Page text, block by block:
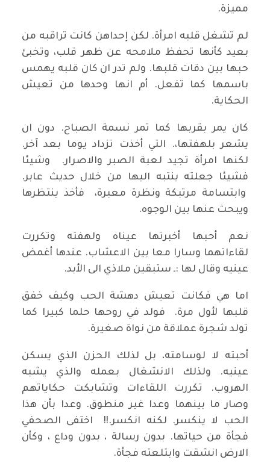
مميزة.
لم تشغل قلبه امرأة. لكن إحداهن كانت تراقبه من
بعيد كأنها تحفظ ملامحه عن ظهر قلب، وتخبئ
حبها بين دقات قلبها. ولم تدر ان كان قلبه يهمس
باسمها كما تفعل. أم انها وحدها من تعيش
الحكاية.
كان يمر بقربها كما تمر نسمة الصباح. دون ان
يشعر بلهفتها،. التي أخذت تزداد يوما بعد آخر.
لكنها امرأة تجيد لعبة الصبر والاصرار. وشيئا
فشيئا جعلته ينتبه اليها من خلال حديث عابر.
وابتسامة مرتبكة ونظرة معبرة، فأخذ ينتظرها
ويبحث عنها بين الوجوه.
نعم أحبها أخبرتها عيناه ولهفته وتكررت
لقاءاتهما وسارا معا بين الاعشاب. عندها أغمض
عينيه وقال لها :ـ ستبقين ملاذي الى الأبد.
اما هي فكانت تعيش دهشة الحب وكيف خفق
قلبها لأول مرة. فولد في روحها حلما كبيرا كما
تولد شجرة عملاقة من نواة صغيرة.
أحبته لا لوسامته، بل لذلك الحزن الذي يسكن
عينيه. ولذلك الانشغال بعمله والذي يشبه
الهروب. تكررت اللقاءات وتشابكت حكاياتهم
وصار ما بينهما وعدا غير منطوق. وعدا بأن هذا
الحب لا ينكسر. لكنه انكسر.!! اختفى الصحفي
فجأة من حياتها. بدون رسالة ، بدون وداع ، وكأن
الارض انشقت وابتلعته فجأة.